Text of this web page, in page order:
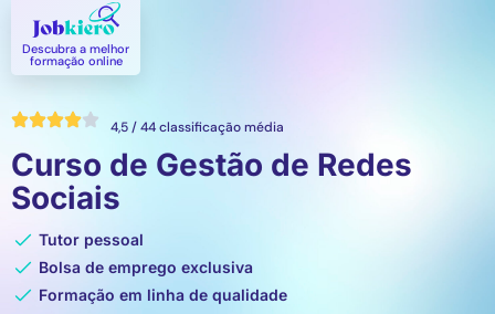
Descubra a melhor
formação online​
4,5 / 44 classificação média
Curso de Gestão de Redes
Sociais
Tutor pessoal
Bolsa de emprego exclusiva
Formação em linha de qualidade